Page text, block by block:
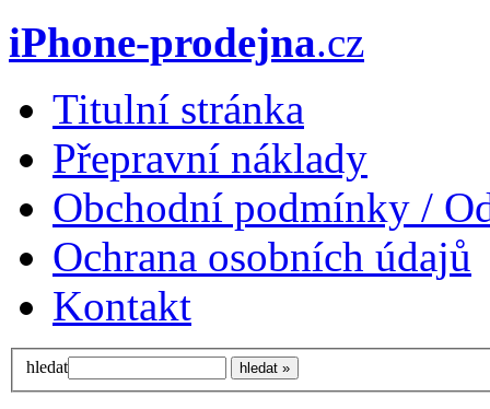
iPhone-prodejna.cz
Titulní stránka
Přepravní náklady
Obchodní podmínky /
Ochrana osobních údajů
Kontakt
hledat